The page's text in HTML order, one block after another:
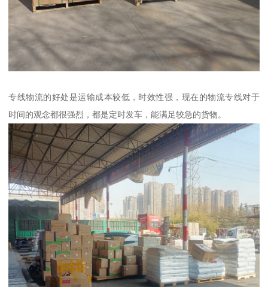
专线物流的好处是运输成本较低，时效性强，现在的物流专线对于
时间的观念都很强烈，都是定时发车，能满足较急的货物。